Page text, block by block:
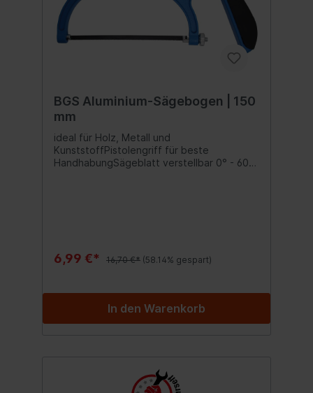
BGS Aluminium-Sägebogen | 150
mm
ideal für Holz, Metall und
KunststoffPistolengriff für beste
HandhabungSägeblatt verstellbar 0° - 60°
6,99 €* 16,70 €* (58.14% gespart)
In den Warenkorb